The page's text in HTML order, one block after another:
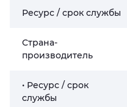
Ресурс / срок службы
Страна-
производитель
• Ресурс / срок
службы